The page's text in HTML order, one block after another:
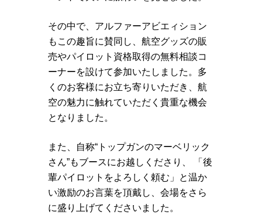
その中で、アルファーアビエィション
もこの趣旨に賛同し、航空グッズの販
売やパイロット資格取得の無料相談コ
ーナーを設けて参加いたしました。多
くのお客様にお立ち寄りいただき、航
空の魅力に触れていただく貴重な機会
となりました。
また、自称“トップガンのマーベリック
さん”もブースにお越しくださり、 「後
輩パイロットをよろしく頼む」と温か
い激励のお言葉を頂戴し、会場をさら
に盛り上げてくださいました。